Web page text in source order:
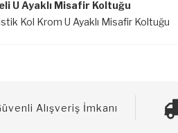
U Ayaklı Misafir Koltuğu
Kol Krom U Ayaklı Misafir Koltuğu
Alışveriş İmkanı